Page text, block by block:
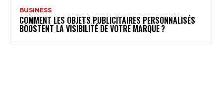
BUSINESS
COMMENT LES OBJETS PUBLICITAIRES PERSONNALISÉS
BOOSTENT LA VISIBILITÉ DE VOTRE MARQUE ?